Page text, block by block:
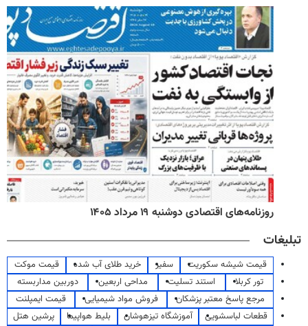
روزنامه‌های اقتصادی دوشنبه ۱۹ مرداد ۱۴۰۵
تبلیغات
قیمت شیشه سکوریت سفیر خرید طلای آب شده
قیمت موکت
تور کربلا
استند تسلیت مداحی اربعین
دوربین مداربسته
مرجع پاسخ معتبر پزشکان
فروش مواد شیمیایی
قیمت ایمپلنت
قطعات لباسشویی
آموزشگاه تیزهوشان بلیط هواپیما
پرشین هتل